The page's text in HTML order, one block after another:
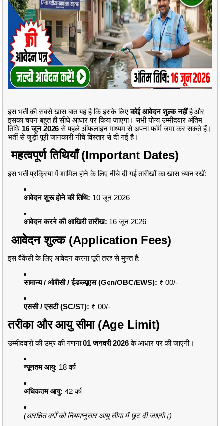
इस भर्ती की सबसे खास बात यह है कि इसके लिएकोई आवेदन शुल्क नहींहै और
इसका चयन बहुत ही सीधे आधार पर किया जाएगा। सभी योग्य उम्मीदवार अंतिम
तिथि 16 जून 2026से पहले ऑफलाइन माध्यम से अपना फॉर्म जमा कर सकते हैं।
भर्ती से जुड़ी पूरी जानकारी नीचे विस्तार से दी गई है।
महत्वपूर्ण तिथियाँ (Important Dates)
इस भर्ती प्रक्रिया में शामिल होने के लिए नीचे दी गई तारीखों का खास ध्यान रखें:
आवेदन शुरू होने की तिथि: 10 जून 2026
आवेदन करने की आखिरी तारीख: 16 जून 2026
आवेदन शुल्क (Application Fees)
इस वैकेंसी के लिए आवेदन करना पूरी तरह से मुफ्त है:
सामान्य / ओबीसी / ईडब्ल्यूएस (Gen/OBC/EWS): ₹ 00/-
एससी / एसटी (SC/ST): ₹ 00/-
तरीका और आयु सीमा (Age Limit)
उम्मीदवारों की उम्र की गणना01 जनवरी 2026के आधार पर की जाएगी।
न्यूनतम आयु: 18 वर्ष
अधिकतम आयु: 42 वर्ष
(आरक्षित वर्गों को नियमानुसार आयु सीमा में छूट दी जाएगी।)